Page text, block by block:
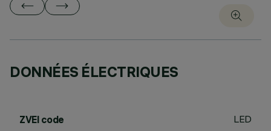
DONNÉES ÉLECTRIQUES
ZVEI code LED